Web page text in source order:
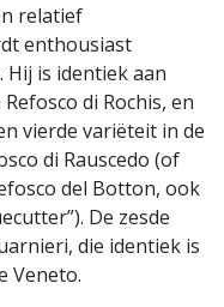
relatief
enthousiast
Hij is identiek aan
di Rochis, en
vierde variëteit in de
di Rauscedo (of
del Botton, ook
De zesde
die identiek is
Veneto.